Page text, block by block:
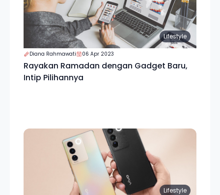
Lifestyle
Diana Rahmawati 06 Apr 2023
Rayakan Ramadan dengan Gadget Baru,
Intip Pilihannya
Lifestyle